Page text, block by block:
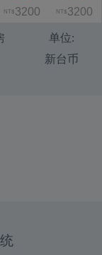
NT$ 3200 NT$ 3200
单位:
新台币